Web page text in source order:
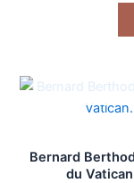
Bernard
du